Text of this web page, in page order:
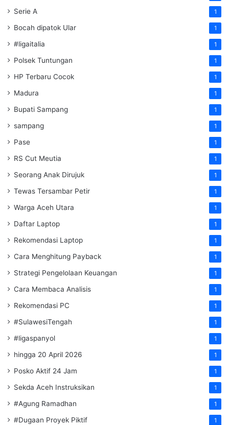
Serie A 1
Bocah dipatok Ular 1
#ligaitalia 1
Polsek Tuntungan 1
HP Terbaru Cocok 1
Madura 1
Bupati Sampang 1
sampang 1
Pase 1
RS Cut Meutia 1
Seorang Anak Dirujuk 1
Tewas Tersambar Petir 1
Warga Aceh Utara 1
Daftar Laptop 1
Rekomendasi Laptop 1
Cara Menghitung Payback 1
Strategi Pengelolaan Keuangan 1
Cara Membaca Analisis 1
Rekomendasi PC 1
#SulawesiTengah 1
#ligaspanyol 1
hingga 20 April 2026 1
Posko Aktif 24 Jam 1
Sekda Aceh Instruksikan 1
#Agung Ramadhan 1
#Dugaan Proyek Piktif 1